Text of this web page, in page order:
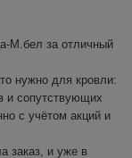
М.бел за отличный
нужно для кровли:
и сопутствующих
с учётом акций и
заказ, и уже в